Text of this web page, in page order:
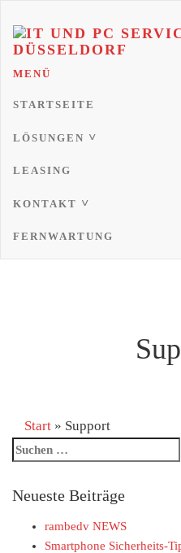
KEMPEN –
DÜSSELDORF
Cloud Telefonie, Microsoft
MENÜ
STARTSEITE
LÖSUNGEN
LEASING
KONTAKT
FERNWARTUNG
Start » Support
Neueste Beiträge
rambedv NEWS
Smartphone Sicherheits-